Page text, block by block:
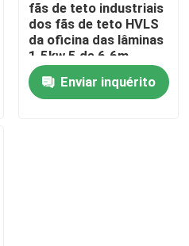
fãs de teto industriais
dos fãs de teto HVLS
da oficina das lâminas
1.5kw 5 de 6.6m
Enviar inquérito